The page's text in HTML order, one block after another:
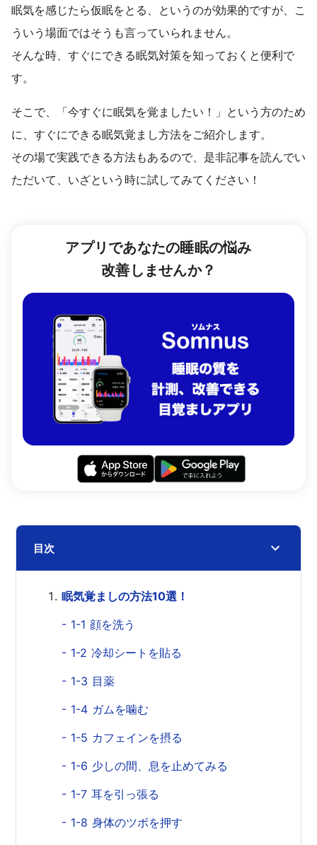
眠気を感じたら仮眠をとる、というのが効果的ですが、こ
ういう場面ではそうも言っていられません。
そんな時、すぐにできる眠気対策を知っておくと便利で
す。
そこで、「今すぐに眠気を覚ましたい！」という方のため
に、すぐにできる眠気覚まし方法をご紹介します。
その場で実践できる方法もあるので、是非記事を読んでい
ただいて、いざという時に試してみてください！
アプリであなたの睡眠の悩み
改善しませんか？
目次
眠気覚ましの方法10選！
- 1-1 顔を洗う
- 1-2 冷却シートを貼る
- 1-3 目薬
- 1-4 ガムを噛む
- 1-5 カフェインを摂る
- 1-6 少しの間、息を止めてみる
- 1-7 耳を引っ張る
- 1-8 身体のツボを押す